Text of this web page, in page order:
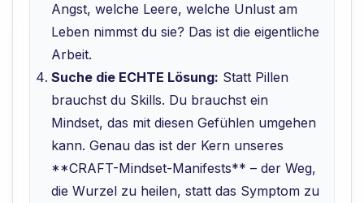
Angst, welche Leere, welche Unlust am
Leben nimmst du sie? Das ist die eigentliche
Arbeit.
Suche die ECHTE Lösung: Statt Pillen
brauchst du Skills. Du brauchst ein
Mindset, das mit diesen Gefühlen umgehen
kann. Genau das ist der Kern unseres
**CRAFT-Mindset-Manifests** – der Weg,
die Wurzel zu heilen, statt das Symptom zu